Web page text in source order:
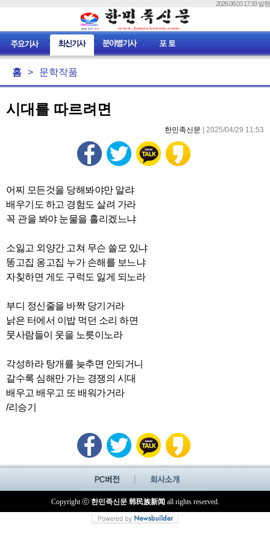
2026.08.03 17:33 발행
홈 > 문학작품
시대를 따르려면
한민족신문 | 2025/04/29 11:53
어찌 모든것을 당해봐야만 알랴
배우기도 하고 경험도 살려 가라
꼭 관을 봐야 눈물을 흘리겠느냐
소잃고 외양간 고쳐 무슨 쓸모 있냐
똥고집 옹고집 누가 손해를 보느냐
자칮하면 게도 구럭도 잃게 되노라
부디 정신줄을 바짝 당기거라
낡은 터에서 이밥 먹던 소리 하면
뭇사람들이 웃을 노릇이노라
각성하라 탕개를 늦추면 안되거니
갈수록 심해만 가는 경쟁의 시대
배우고 배우고 또 배워가거라
/리승기
Copyright ⓒ 한민족신문 韩民族新闻 all rights reserved.